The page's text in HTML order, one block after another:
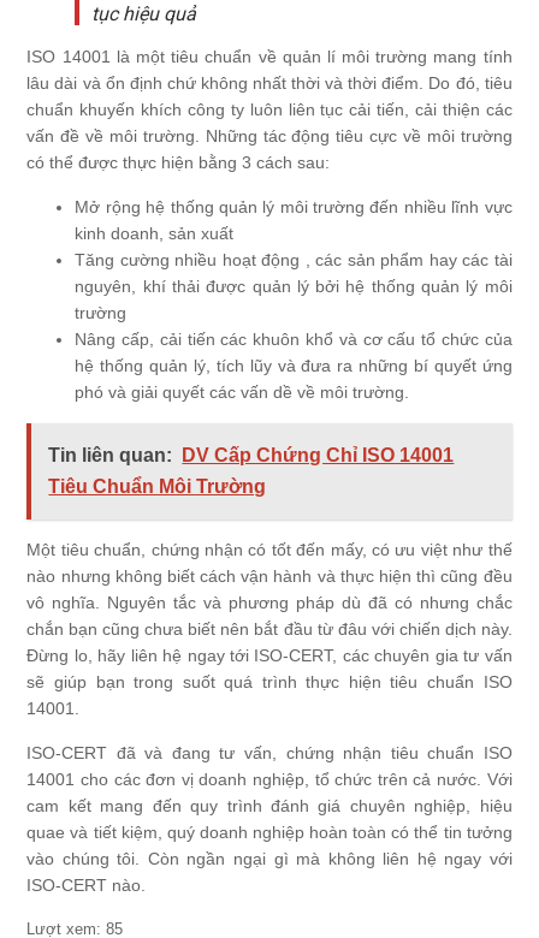
tục hiệu quả
ISO 14001 là một tiêu chuẩn về quản lí môi trường mang tính
lâu dài và ổn định chứ không nhất thời và thời điểm. Do đó, tiêu
chuẩn khuyến khích công ty luôn liên tục cải tiến, cải thiện các
vấn đề về môi trường. Những tác động tiêu cực về môi trường
có thể được thực hiện bằng 3 cách sau:
Mở rộng hệ thống quản lý môi trường đến nhiều lĩnh vực
kinh doanh, sản xuất
Tăng cường nhiều hoạt động , các sản phẩm hay các tài
nguyên, khí thải được quản lý bởi hệ thống quản lý môi
trường
Nâng cấp, cải tiến các khuôn khổ và cơ cấu tổ chức của
hệ thống quản lý, tích lũy và đưa ra những bí quyết ứng
phó và giải quyết các vấn dề về môi trường.
Tin liên quan:
DV Cấp Chứng Chỉ ISO 14001
Tiêu Chuẩn Môi Trường
Một tiêu chuẩn, chứng nhận có tốt đến mấy, có ưu việt như thế
nào nhưng không biết cách vận hành và thực hiện thì cũng đều
vô nghĩa. Nguyên tắc và phương pháp dù đã có nhưng chắc
chắn bạn cũng chưa biết nên bắt đầu từ đâu với chiến dịch này.
Đừng lo, hãy liên hệ ngay tới ISO-CERT, các chuyên gia tư vấn
sẽ giúp bạn trong suốt quá trình thực hiện tiêu chuẩn ISO
14001
ISO-CERT đã và đang tư vấn, chứng nhận tiêu chuẩn ISO
14001 cho các đơn vị doanh nghiệp, tổ chức trên cả nước. Với
cam kết mang đến quy trình đánh giá chuyên nghiệp, hiệu
quae và tiết kiệm, quý doanh nghiệp hoàn toàn có thể tin tưởng
vào chúng tôi. Còn ngần ngại gì mà không liên hệ ngay với
ISO-CERT nào.
Lượt xem: 85